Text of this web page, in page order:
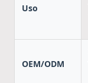
Uso
OEM/ODM